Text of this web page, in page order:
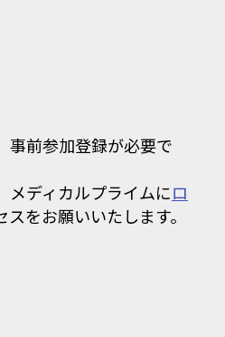
事前参加登録が必要で
メディカルプライムにロ
をお願いいたします。